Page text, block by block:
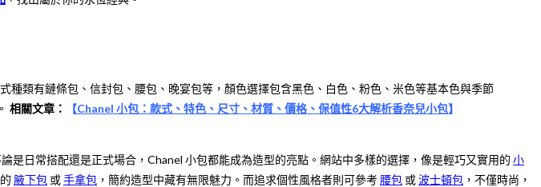
類有鏈條包、信封包、腰包、晚宴包等，顏色選擇包含黑色、白色、粉色、米色等基本色與季節
相關文章： 【Chanel 小包：款式、特色、尺寸、材質、價格、保值性6大解析香奈兒小包】
是日常搭配還是正式場合，Chanel 小包都能成為造型的亮點。網站中多樣的選擇，像是輕巧又實用的 小
腋下包 或手拿包 ，簡約造型中藏有無限魅力。而追求個性風格者則可參考 腰包 或波士頓包 ，不僅時尚，